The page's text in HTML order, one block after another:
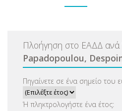
Πλοήγηση στο ΕΑΔΔ ανά
Papadopoulou,
Πηγαίνετε σε ένα σημείο του
Ή πληκτρολογήστε ένα έτος: